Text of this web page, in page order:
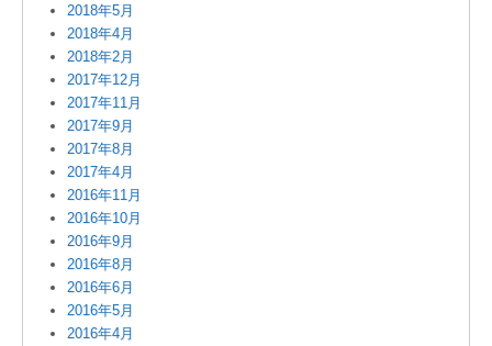
2018年5月
2018年4月
2018年2月
2017年12月
2017年11月
2017年9月
2017年8月
2017年4月
2016年11月
2016年10月
2016年9月
2016年8月
2016年6月
2016年5月
2016年4月